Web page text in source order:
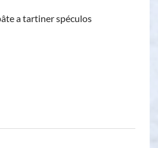
a tartiner spéculos